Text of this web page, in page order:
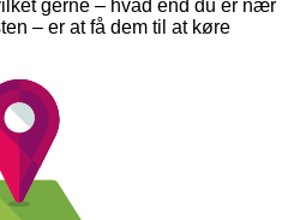
gerne – hvad end du er nær
– er at få dem til at køre